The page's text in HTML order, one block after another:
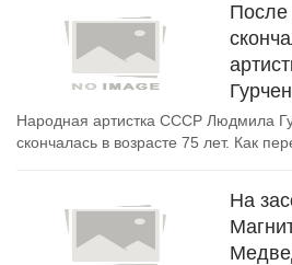
После
Народная артистка СССР Людмила
скончалась в возрасте 75 лет. Как
На